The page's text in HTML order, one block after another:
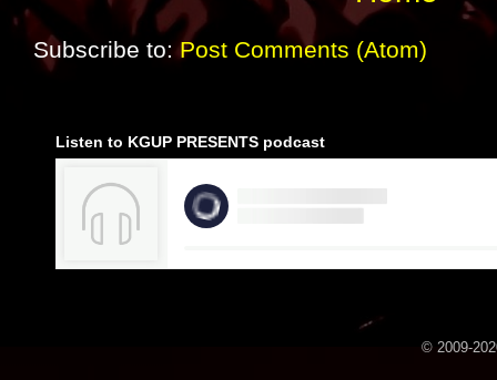
Subscribe to:Post Comments (Atom)
Listen to KGUP PRESENTS podcast
© 2009-